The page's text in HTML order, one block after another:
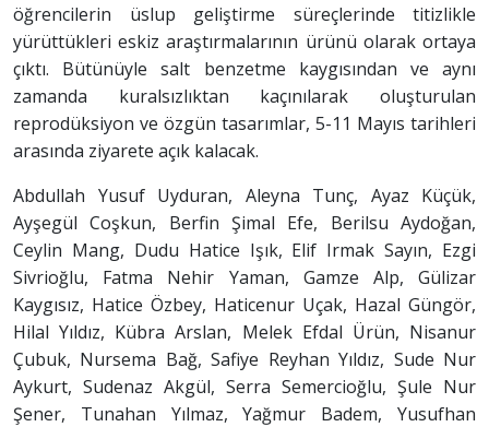
öğrencilerin üslup geliştirme süreçlerinde titizlikle
yürüttükleri eskiz araştırmalarının ürünü olarak ortaya
çıktı. Bütünüyle salt benzetme kaygısından ve aynı
zamanda kuralsızlıktan kaçınılarak oluşturulan
reprodüksiyon ve özgün tasarımlar, 5-11 Mayıs tarihleri
arasında ziyarete açık kalacak.
Abdullah Yusuf Uyduran, Aleyna Tunç, Ayaz Küçük,
Ayşegül Coşkun, Berfin Şimal Efe, Berilsu Aydoğan,
Ceylin Mang, Dudu Hatice Işık, Elif Irmak Sayın, Ezgi
Sivrioğlu, Fatma Nehir Yaman, Gamze Alp, Gülizar
Kaygısız, Hatice Özbey, Haticenur Uçak, Hazal Güngör,
Hilal Yıldız, Kübra Arslan, Melek Efdal Ürün, Nisanur
Çubuk, Nursema Bağ, Safiye Reyhan Yıldız, Sude Nur
Aykurt, Sudenaz Akgül, Serra Semercioğlu, Şule Nur
Şener, Tunahan Yılmaz, Yağmur Badem, Yusufhan